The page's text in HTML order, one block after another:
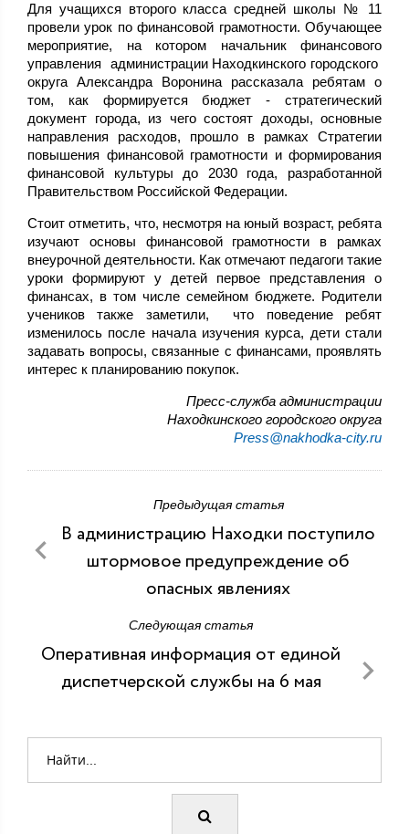
Для учащихся второго класса средней школы № 11
провели урок по финансовой грамотности. Обучающее
мероприятие, на котором начальник финансового
управления администрации Находкинского городского
округа Александра Воронина рассказала ребятам о
том, как формируется бюджет - стратегический
документ города, из чего состоят доходы, основные
направления расходов, прошло в рамках Стратегии
повышения финансовой грамотности и формирования
финансовой культуры до 2030 года, разработанной
Правительством Российской Федерации.
Стоит отметить, что, несмотря на юный возраст, ребята
изучают основы финансовой грамотности в рамках
внеурочной деятельности. Как отмечают педагоги такие
уроки формируют у детей первое представления о
финансах, в том числе семейном бюджете. Родители
учеников также заметили, что поведение ребят
изменилось после начала изучения курса, дети стали
задавать вопросы, связанные с финансами, проявлять
интерес к планированию покупок.
Пресс-служба администрации
Находкинского городского округа
Press@nakhodka-city.ru
Предыдущая статья
В администрацию Находки поступило
штормовое предупреждение об
опасных явлениях
Следующая статья
Оперативная информация от единой
диспетчерской службы на 6 мая